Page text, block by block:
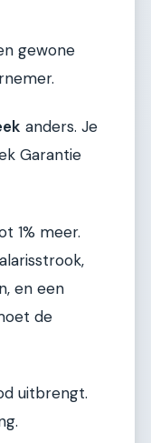
gewone
anders. Je
Garantie
1% meer.
en een
de
uitbrengt.